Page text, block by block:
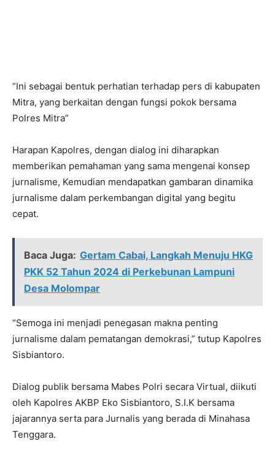
“Ini sebagai bentuk perhatian terhadap pers di kabupaten
Mitra, yang berkaitan dengan fungsi pokok bersama
Polres Mitra”
Harapan Kapolres, dengan dialog ini diharapkan
memberikan pemahaman yang sama mengenai konsep
jurnalisme, Kemudian mendapatkan gambaran dinamika
jurnalisme dalam perkembangan digital yang begitu
cepat.
Baca Juga: Gertam Cabai, Langkah Menuju HKG
PKK 52 Tahun 2024 di Perkebunan Lampuni
Desa Molompar
“Semoga ini menjadi penegasan makna penting
jurnalisme dalam pematangan demokrasi,” tutup Kapolres
Sisbiantoro.
Dialog publik bersama Mabes Polri secara Virtual, diikuti
oleh Kapolres AKBP Eko Sisbiantoro, S.I.K bersama
jajarannya serta para Jurnalis yang berada di Minahasa
Tenggara.